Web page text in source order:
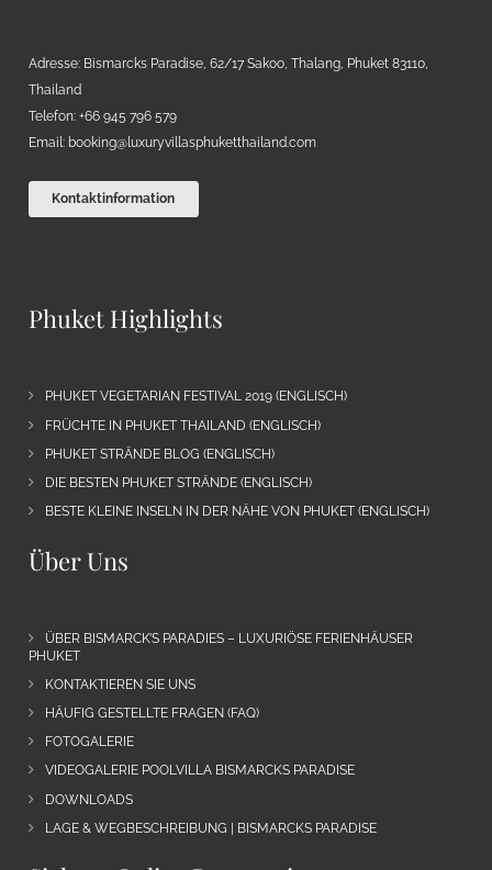
Adresse: Bismarcks Paradise, 62/17 Sakoo, Thalang, Phuket 83110,
Thailand
Telefon: +66 945 796 579
Email: booking@luxuryvillasphuketthailand.com
Kontaktinformation
Phuket Highlights
PHUKET VEGETARIAN FESTIVAL 2019 (ENGLISCH)
FRÜCHTE IN PHUKET THAILAND (ENGLISCH)
PHUKET STRÄNDE BLOG (ENGLISCH)
DIE BESTEN PHUKET STRÄNDE (ENGLISCH)
BESTE KLEINE INSELN IN DER NÄHE VON PHUKET (ENGLISCH)
Über Uns
ÜBER BISMARCK’S PARADIES – LUXURIÖSE FERIENHÄUSER
PHUKET
KONTAKTIEREN SIE UNS
HÄUFIG GESTELLTE FRAGEN (FAQ)
FOTOGALERIE
VIDEOGALERIE POOLVILLA BISMARCKS PARADISE
DOWNLOADS
LAGE & WEGBESCHREIBUNG | BISMARCKS PARADISE